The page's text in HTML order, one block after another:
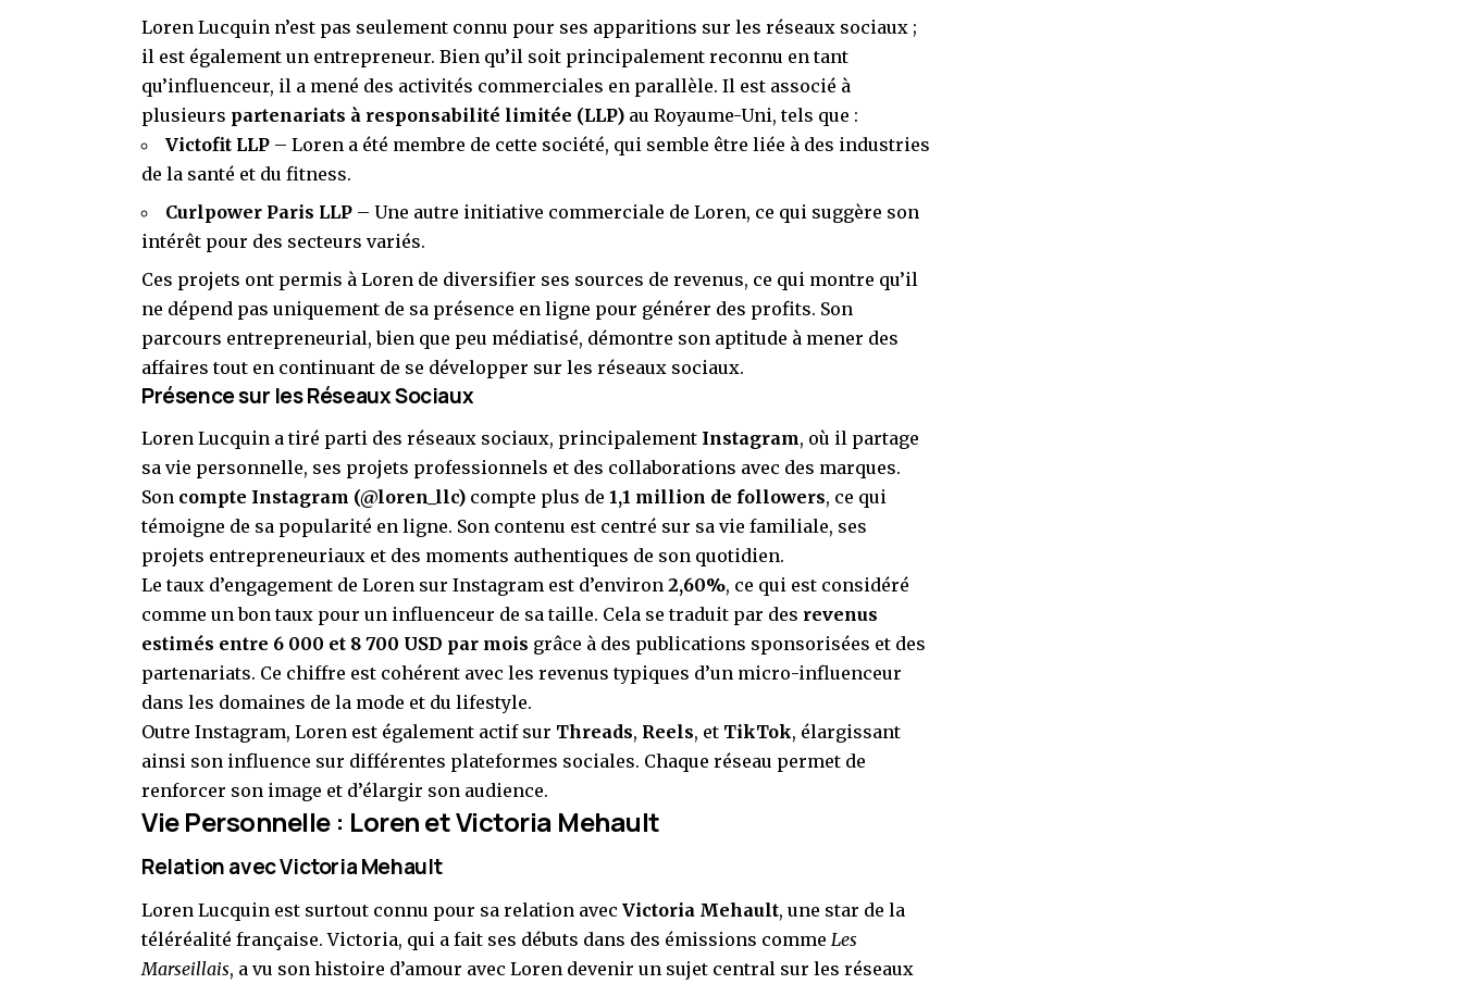
Loren Lucquin n’est pas seulement connu pour ses apparitions sur les réseaux sociaux ;
il est également un entrepreneur. Bien qu’il soit principalement reconnu en tant
qu’influenceur, il a mené des activités commerciales en parallèle. Il est associé à
plusieurs partenariats à responsabilité limitée (LLP) au Royaume-Uni, tels que :
Victofit LLP – Loren a été membre de cette société, qui semble être liée à des industries
de la santé et du fitness.
Curlpower Paris LLP – Une autre initiative commerciale de Loren, ce qui suggère son
intérêt pour des secteurs variés.
Ces projets ont permis à Loren de diversifier ses sources de revenus, ce qui montre qu’il
ne dépend pas uniquement de sa présence en ligne pour générer des profits. Son
parcours entrepreneurial, bien que peu médiatisé, démontre son aptitude à mener des
affaires tout en continuant de se développer sur les réseaux sociaux.
Présence sur les Réseaux Sociaux
Loren Lucquin a tiré parti des réseaux sociaux, principalement Instagram, où il partage
sa vie personnelle, ses projets professionnels et des collaborations avec des marques.
Son compte Instagram (@loren_llc) compte plus de 1,1 million de followers, ce qui
témoigne de sa popularité en ligne. Son contenu est centré sur sa vie familiale, ses
projets entrepreneuriaux et des moments authentiques de son quotidien.
Le taux d’engagement de Loren sur Instagram est d’environ 2,60%, ce qui est considéré
comme un bon taux pour un influenceur de sa taille. Cela se traduit par des revenus
estimés entre 6 000 et 8 700 USD par mois grâce à des publications sponsorisées et des
partenariats. Ce chiffre est cohérent avec les revenus typiques d’un micro-influenceur
dans les domaines de la mode et du lifestyle.
Outre Instagram, Loren est également actif sur Threads, Reels, et TikTok, élargissant
ainsi son influence sur différentes plateformes sociales. Chaque réseau permet de
renforcer son image et d’élargir son audience.
Vie Personnelle : Loren et Victoria Mehault
Relation avec Victoria Mehault
Loren Lucquin est surtout connu pour sa relation avec Victoria Mehault, une star de la
téléréalité française. Victoria, qui a fait ses débuts dans des émissions comme Les
Marseillais, a vu son histoire d’amour avec Loren devenir un sujet central sur les réseaux